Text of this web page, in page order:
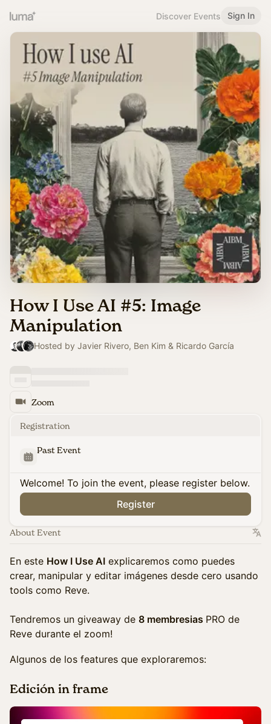
Discover Events Sign In
How I Use AI #5: Image
Manipulation
Hosted by Javier Rivero, Ben Kim & Ricardo García
Zoom
Registration
Past Event
Welcome! To join the event, please register below.
Register
About Event
En este How I Use AI explicaremos como puedes
crear, manipular y editar imágenes desde cero usando
tools como Reve.
Tendremos un giveaway de 8 membresias PRO de
Reve durante el zoom!
Algunos de los features que exploraremos:
Edición in frame